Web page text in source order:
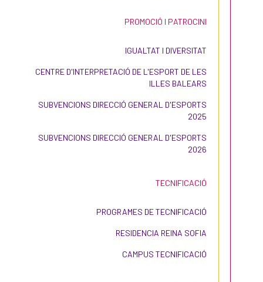
PROMOCIÓ I PATROCINI
IGUALTAT I DIVERSITAT
CENTRE D'INTERPRETACIÓ DE L'ESPORT DE LES
ILLES BALEARS
SUBVENCIONS DIRECCIÓ GENERAL D'ESPORTS
2025
SUBVENCIONS DIRECCIÓ GENERAL D'ESPORTS
2026
TECNIFICACIÓ
PROGRAMES DE TECNIFICACIÓ
RESIDENCIA REINA SOFIA
CAMPUS TECNIFICACIÓ